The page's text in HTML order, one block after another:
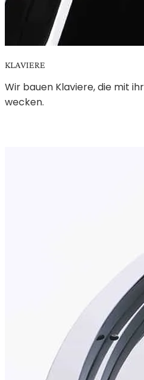
KLAVIERE
Wir bauen Klaviere, die mit
wecken.